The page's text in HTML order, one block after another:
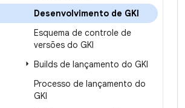
Desenvolvimento de GKI
Esquema de controle de
versões do GKI
Builds de lançamento do GKI
Processo de lançamento do
GKI